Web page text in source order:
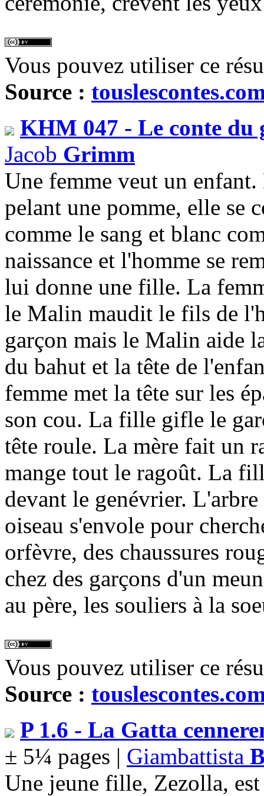
Vous pouvez utiliser ce
Source :
KHM 047 - Le conte du
Jacob Grimm
Une femme veut un
pelant une pomme, elle se
comme le sang et blanc
naissance et l'homme se
lui donne une fille. La
le Malin maudit le fils de
garçon mais le Malin aide
du bahut et la tête de
femme met la tête sur les
son cou. La fille gifle le
tête roule. La mère fait un
mange tout le ragoût. La
devant le genévrier.
oiseau s'envole pour
orfèvre, des chaussures
chez des garçons d'un
au père, les souliers à la
Vous pouvez utiliser ce
Source :
P 1.6 - La Gatta
± 5¼ pages | Giambattista
Une jeune fille, Zezolla,